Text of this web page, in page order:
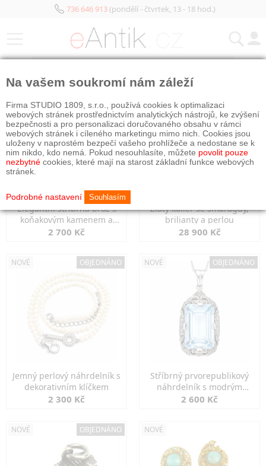
736 646 913(pondělí - čtvrtek, 13 - 18 hod.)
Elegantní stříbrná brož s
koňakovým kamenem a
markazity
2 700 Kč
Zlatý kolier se smaragdy,
brilianty a perlou
28 900 Kč
NOVÉ OBJEDNÁNO
Jemný perlový náhrdelník s
dekorativním klíčkem
2 300 Kč
NOVÉ OBJEDNÁNO
Stříbrný prvorepublikový
náhrdelník s modrým
spinelem
2 600 Kč
NOVÉ OBJEDNÁNO NOVÉ
Na vašem soukromí nám záleží
Firma STUDIO 1809, s.r.o., používá cookies k optimalizaci
webových stránek prostřednictvím analytických nástrojů, ke zvýšení
bezpečnosti a pro personalizaci doručovaného obsahu v rámci
webových stránek i cíleného marketingu mimo nich. Cookies jsou
uloženy v naprostém bezpečí vašeho prohlížeče a nedostane se k
nim nikdo, kdo nemá. Pokud nesouhlasíte, můžete povolit pouze
nezbytné cookies, které mají na starost základní funkce webových
stránek.
Podrobné nastavení Souhlasím